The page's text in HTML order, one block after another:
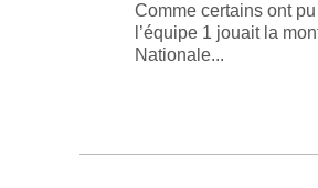
Comme certains ont
l’équipe 1 jouait la
Nationale...